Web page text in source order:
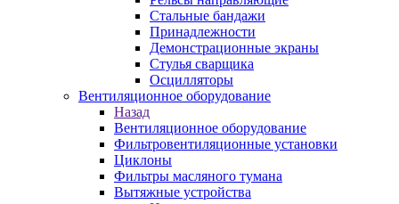
Стальные бандажи
Принадлежности
Демонстрационные экраны
Стулья сварщика
Осцилляторы
Вентиляционное оборудование
Назад
Вентиляционное оборудование
Фильтровентиляционные установки
Циклоны
Фильтры масляного тумана
Вытяжные устройства